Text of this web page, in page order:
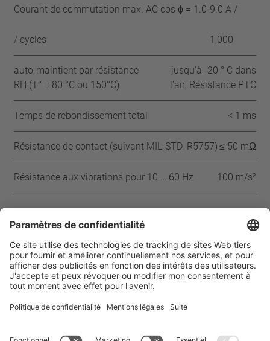
Courant de commutation max. AC cos ϕ = 1.0
/ cycles
9.0 A /
1,000
auto-maintient par résistance
RH (T° = 80 °C ou 150°C)
jusqu'à -20 ° C dans
l'air. Résistance PTC
Temps de rebondissement total < 1 ms
Résistance de contact (suivant MIL-STD. R5757) ≤ 50 mΩ
Résistance aux vibrations pour 10 … 60 Hz 100 m/s²
Approbations
IEC VDE